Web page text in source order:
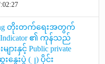
တိုးတက်ရေးအတွက်
Indicator ၏ ကုန်သည်
းနှင့် Public private
းနွေးပွဲ (၂) ပိုင်း